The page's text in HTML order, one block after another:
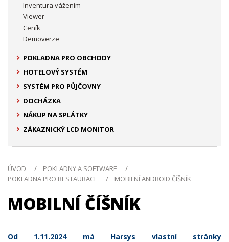
Inventura vážením
Viewer
Ceník
Demoverze
POKLADNA PRO OBCHODY
HOTELOVÝ SYSTÉM
SYSTÉM PRO PŮJČOVNY
DOCHÁZKA
NÁKUP NA SPLÁTKY
ZÁKAZNICKÝ LCD MONITOR
ÚVOD
POKLADNY A SOFTWARE
POKLADNA PRO RESTAURACE
MOBILNÍ ANDROID ČÍŠNÍK
MOBILNÍ ČÍŠNÍK
Od 1.11.2024 má Harsys vlastní stránky